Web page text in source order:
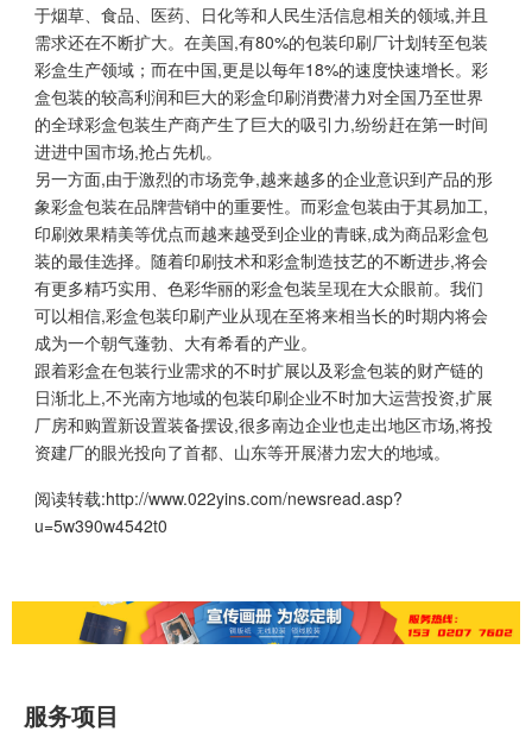
于烟草、食品、医药、日化等和人民生活信息相关的领域,并且
需求还在不断扩大。在美国,有80%的包装印刷厂计划转至包装
彩盒生产领域；而在中国,更是以每年18%的速度快速增长。彩
盒包装的较高利润和巨大的彩盒印刷消费潜力对全国乃至世界
的全球彩盒包装生产商产生了巨大的吸引力,纷纷赶在第一时间
进进中国市场,抢占先机。
另一方面,由于激烈的市场竞争,越来越多的企业意识到产品的形
象彩盒包装在品牌营销中的重要性。而彩盒包装由于其易加工,
印刷效果精美等优点而越来越受到企业的青睐,成为商品彩盒包
装的最佳选择。随着印刷技术和彩盒制造技艺的不断进步,将会
有更多精巧实用、色彩华丽的彩盒包装呈现在大众眼前。我们
可以相信,彩盒包装印刷产业从现在至将来相当长的时期内将会
成为一个朝气蓬勃、大有希看的产业。
跟着彩盒在包装行业需求的不时扩展以及彩盒包装的财产链的
日渐北上,不光南方地域的包装印刷企业不时加大运营投资,扩展
厂房和购置新设置装备摆设,很多南边企业也走出地区市场,将投
资建厂的眼光投向了首都、山东等开展潜力宏大的地域。
阅读转载:http://www.022yins.com/newsread.asp?
u=5w390w4542t0
服务项目